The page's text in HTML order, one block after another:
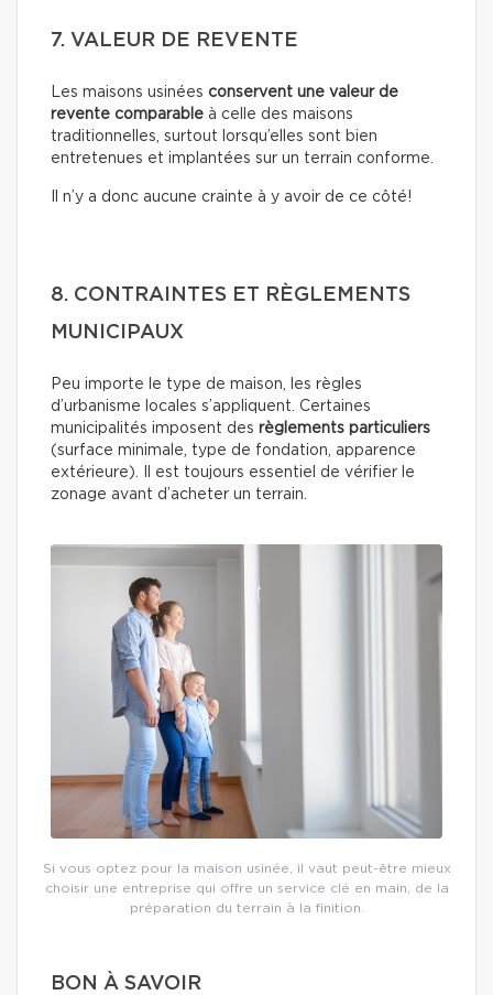
7. VALEUR DE REVENTE
Les maisons usinées conservent une valeur de
revente comparable à celle des maisons
traditionnelles, surtout lorsqu’elles sont bien
entretenues et implantées sur un terrain conforme.
Il n’y a donc aucune crainte à y avoir de ce côté!
8. CONTRAINTES ET RÈGLEMENTS
MUNICIPAUX
Peu importe le type de maison, les règles
d’urbanisme locales s’appliquent. Certaines
municipalités imposent des règlements particuliers
(surface minimale, type de fondation, apparence
extérieure). Il est toujours essentiel de vérifier le
zonage avant d’acheter un terrain.
Si vous optez pour la maison usinée, il vaut peut-être mieux
choisir une entreprise qui offre un service clé en main, de la
préparation du terrain à la finition.
BON À SAVOIR